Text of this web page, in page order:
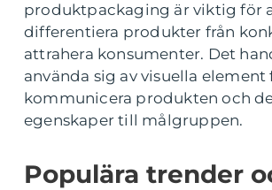
produktpackaging är viktig för
differentiera produkter från
attrahera konsumenter. Det
använda sig av visuella
kommunicera produkten och
egenskaper till målgruppen.
Populära trender